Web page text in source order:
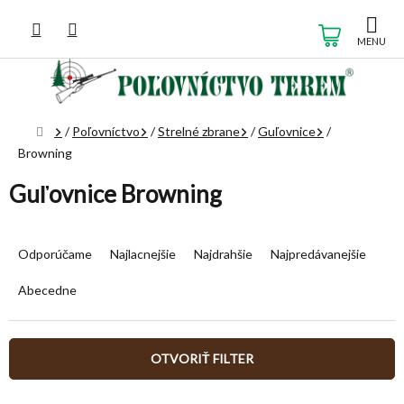
obsah
KOŠÍK
Domov
/ Poľovníctvo /Strelné zbrane /Guľovnice
/
Browning
Guľovnice Browning
Odporúčame Najlacnejšie Najdrahšie Najpredávanejšie
Abecedne
OTVORIŤ FILTER